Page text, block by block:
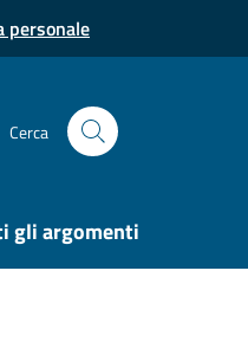
personale
Cerca
gli argomenti